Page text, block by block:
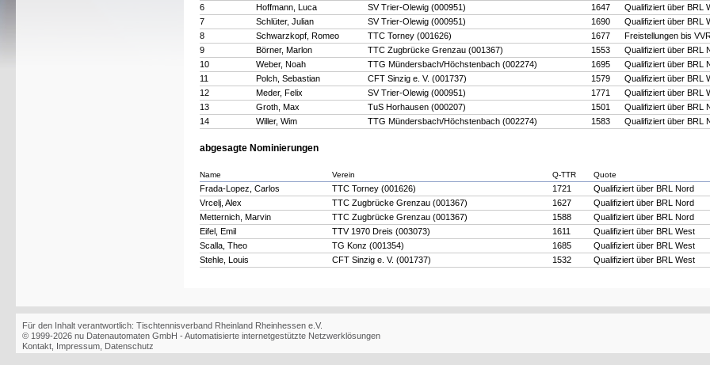
6
Hoffmann, Luca SV Trier-Olewig (000951) 1647
Qualifiziert über BRL
7
Schlüter, Julian SV Trier-Olewig (000951) 1690
Qualifiziert über BRL
8
Schwarzkopf, Romeo TTC Torney (001626) 1677
Freistellungen bis
9
Börner, Marlon TTC Zugbrücke Grenzau (001367) 1553
Qualifiziert über BRL
10
Weber, Noah TTG Mündersbach/Höchstenbach (002274) 1695
Qualifiziert über BRL
11
Polch, Sebastian CFT Sinzig e. V. (001737) 1579
Qualifiziert über BRL
12
Meder, Felix SV Trier-Olewig (000951) 1771
Qualifiziert über BRL
13
Groth, Max TuS Horhausen (000207) 1501
Qualifiziert über BRL
14
Willer, Wim TTG Mündersbach/Höchstenbach (002274) 1583 Qualifiziert über BRL
abgesagte Nominierungen
Name Verein Q-TTR Quote
Frada-Lopez, Carlos TTC Torney (001626) 1721
Qualifiziert über BRL Nord
Vrcelj, Alex
TTC Zugbrücke Grenzau (001367) 1627
Qualifiziert über BRL Nord
Metternich, Marvin
TTC Zugbrücke Grenzau (001367) 1588
Qualifiziert über BRL Nord
Eifel, Emil
TTV 1970 Dreis (003073) 1611
Qualifiziert über BRL West
Scalla, Theo
TG Konz (001354) 1685
Qualifiziert über BRL West
Stehle, Louis
CFT Sinzig e. V. (001737) 1532 Qualifiziert über BRL West
Für den Inhalt verantwortlich: Tischtennisverband Rheinland Rheinhessen e.V.
© 1999-2026 nu Datenautomaten GmbH - Automatisierte internetgestützte Netzwerklösungen
Kontakt Impressum Datenschutz